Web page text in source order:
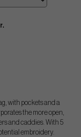
with pockets and a
the more open,
and caddies. With 5
embroidery.